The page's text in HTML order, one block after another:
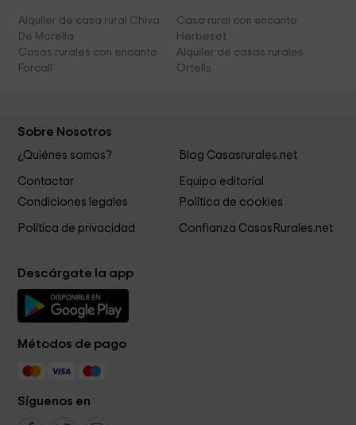
Alquiler de casa rural Chiva
De Morella
Casa rural con encanto
Herbeset
Casas rurales con encanto
Forcall
Alquiler de casas rurales
Ortells
Sobre Nosotros
¿Quiénes somos? Blog Casasrurales.net
Contactar
Equipo editorial
Condiciones legales
Política de cookies
Política de privacidad Confianza CasasRurales.net
Descárgate la app
Métodos de pago
Síguenos en